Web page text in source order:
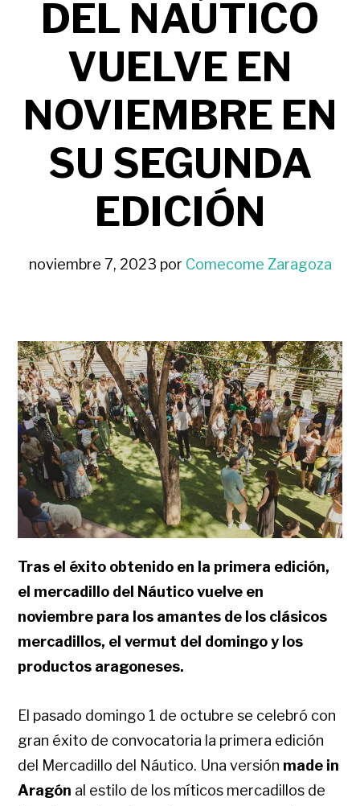
DEL NAÚTICO
VUELVE EN
NOVIEMBRE EN
SU SEGUNDA
EDICIÓN
noviembre 7, 2023 por Comecome Zaragoza
Tras el éxito obtenido en la primera edición,
el mercadillo del Náutico vuelve en
noviembre para los amantes de los clásicos
mercadillos, el vermut del domingo y los
productos aragoneses.
El pasado domingo 1 de octubre se celebró con
gran éxito de convocatoria la primera edición
del Mercadillo del Náutico. Una versión made in
Aragón al estilo de los míticos mercadillos de